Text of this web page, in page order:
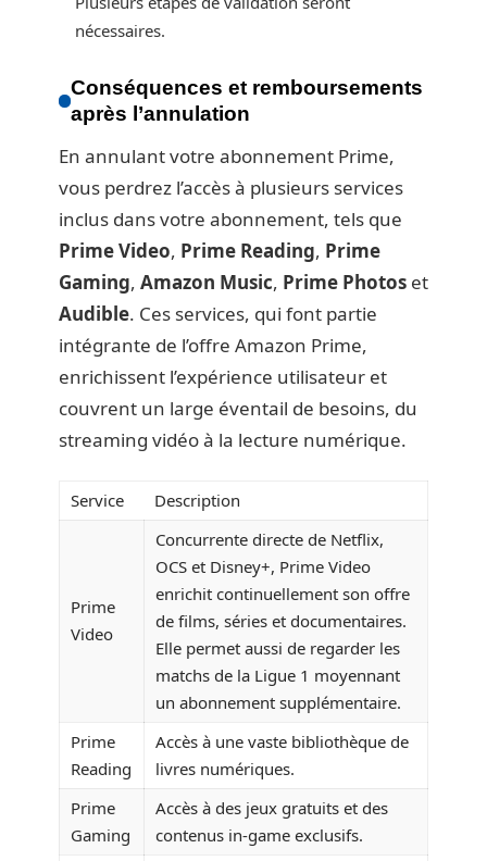
nécessaires.
Conséquences et remboursements
après l’annulation
En annulant votre abonnement Prime,
vous perdrez l’accès à plusieurs services
inclus dans votre abonnement, tels que
Prime Video, Prime Reading, Prime
Gaming, Amazon Music, Prime Photos et
Audible. Ces services, qui font partie
intégrante de l’offre Amazon Prime,
enrichissent l’expérience utilisateur et
couvrent un large éventail de besoins, du
streaming vidéo à la lecture numérique.
Service Description
Prime
Video
Concurrente directe de Netflix,
OCS et Disney+, Prime Video
enrichit continuellement son offre
de films, séries et documentaires.
Elle permet aussi de regarder les
matchs de la Ligue 1 moyennant
un abonnement supplémentaire.
Prime
Reading
Accès à une vaste bibliothèque de
livres numériques.
Prime
Gaming
Accès à des jeux gratuits et des
contenus in-game exclusifs.